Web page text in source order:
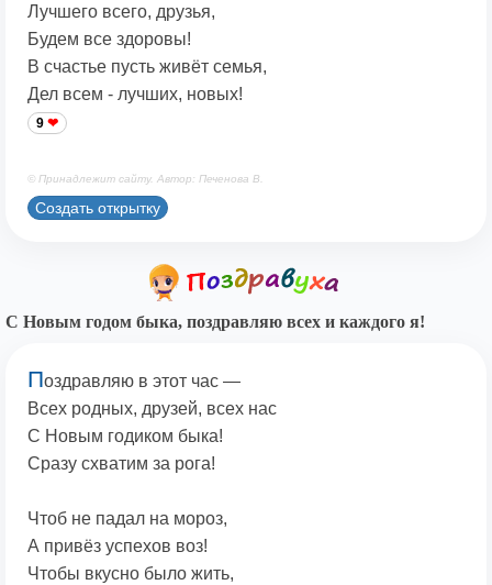
Лучшего всего, друзья,
Будем все здоровы!
В счастье пусть живёт семья,
Дел всем - лучших, новых!
9
© Принадлежит сайту. Автор: Печенова В.
Создать открытку
С Новым годом быка, поздравляю всех и каждого я!
Поздравляю в этот час —
Всех родных, друзей, всех нас
С Новым годиком быка!
Сразу схватим за рога!
Чтоб не падал на мороз,
А привёз успехов воз!
Чтобы вкусно было жить,